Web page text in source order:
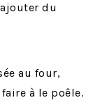
du
au four,
à le poêle.